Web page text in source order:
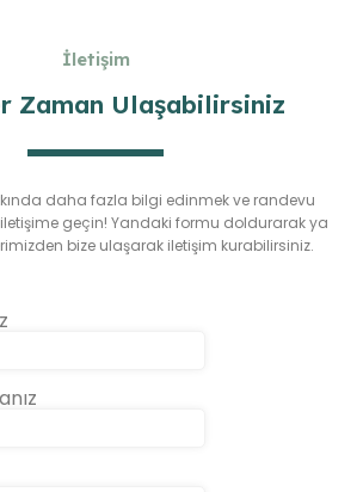
İletişim
Zaman Ulaşabilirsiniz
daha fazla bilgi edinmek ve randevu
geçin! Yandaki formu doldurarak ya
bize ulaşarak iletişim kurabilirsiniz.